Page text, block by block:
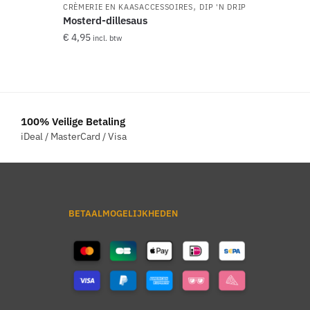
CRÈMERIE EN KAASACCESSOIRES, DIP 'N DRIP
Mosterd-dillesaus
€ 4,95 incl. btw
100% Veilige Betaling
iDeal / MasterCard / Visa
BETAALMOGELIJKHEDEN